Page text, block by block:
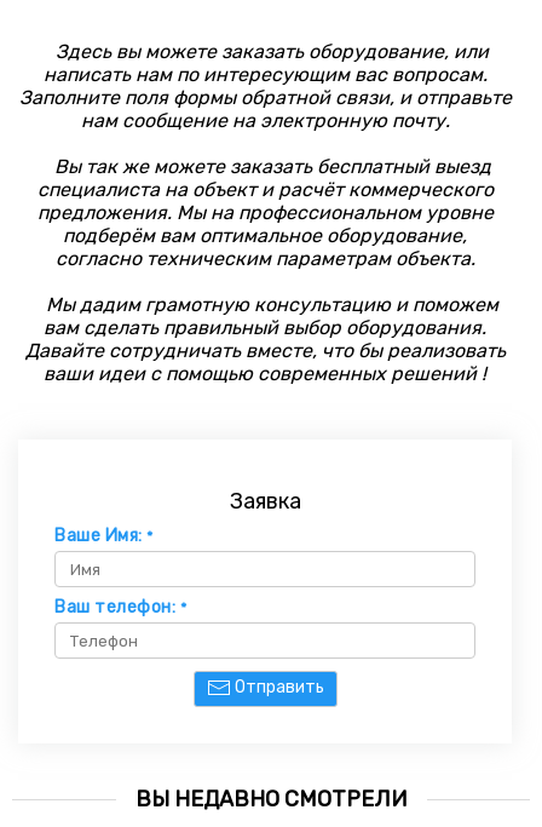
Здесь вы можете заказать оборудование, или
написать нам по интересующим вас вопросам.
Заполните поля формы обратной связи, и отправьте
нам сообщение на электронную почту.
Вы так же можете заказать бесплатный выезд
специалиста на объект и расчёт коммерческого
предложения. Мы на профессиональном уровне
подберём вам оптимальное оборудование,
согласно техническим параметрам объекта.
Мы дадим грамотную консультацию и поможем
вам сделать правильный выбор оборудования.
Давайте сотрудничать вместе, что бы реализовать
ваши идеи с помощью современных решений !
Заявка
Ваше Имя: *
Ваш телефон: *
Отправить
ВЫ НЕДАВНО СМОТРЕЛИ